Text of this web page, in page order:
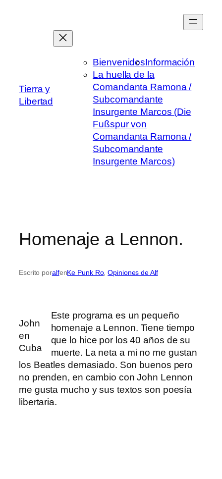
Tierra y
Libertad
BienvenidosInformación
La huella de la
Comandanta Ramona /
Subcomandante
Insurgente Marcos (Die
Fußspur von
Comandanta Ramona /
Subcomandante
Insurgente Marcos)
Homenaje a Lennon.
Escrito poralfenKe Punk Ro, Opiniones de Alf
John
en
Cuba
Este programa es un pequeño
homenaje a Lennon. Tiene tiempo
que lo hice por los 40 años de su
muerte. La neta a mi no me gustan
los Beatles demasiado. Son buenos pero
no prenden, en cambio con John Lennon
me gusta mucho y sus textos son poesía
libertaria.